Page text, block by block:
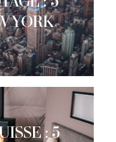
YORK
: 5